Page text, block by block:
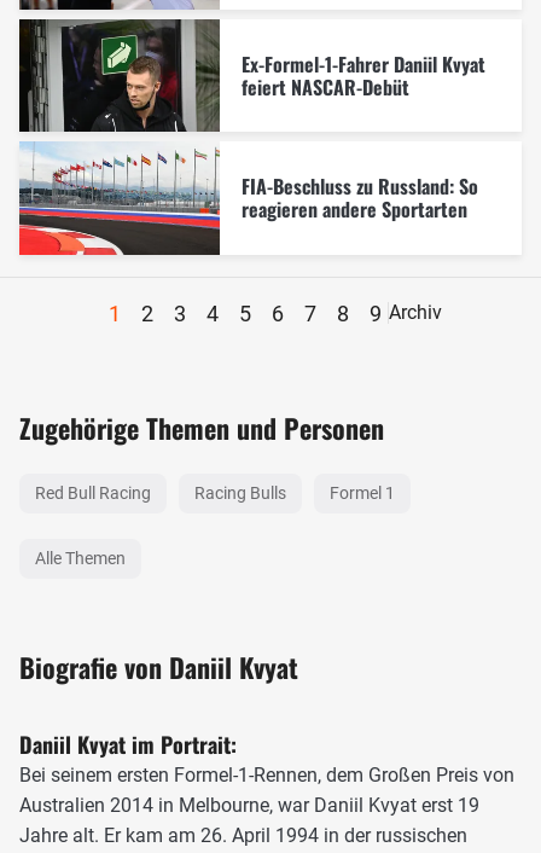
Ex-Formel-1-Fahrer Daniil Kvyat
feiert NASCAR-Debüt
FIA-Beschluss zu Russland: So
reagieren andere Sportarten
1 2 3 4 5 6 7 8 9 Archiv
Zugehörige Themen und Personen
Red Bull Racing Racing Bulls Formel 1
Alle Themen
Biografie von Daniil Kvyat
Daniil Kvyat im Portrait:
Bei seinem ersten Formel-1-Rennen, dem Großen Preis von
Australien 2014 in Melbourne, war Daniil Kvyat erst 19
Jahre alt. Er kam am 26. April 1994 in der russischen